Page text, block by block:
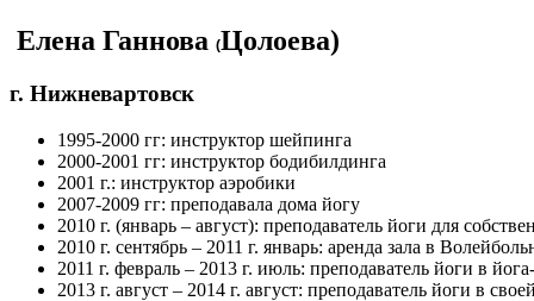
Елена Ганнова (Цолоева)
г. Нижневартовск
1995-2000 гг: инструктор шейпинга
2000-2001 гг: инструктор бодибилдинга
2001 г.: инструктор аэробики
2007-2009 гг: преподавала дома йогу
2010 г. (январь – август): преподаватель йоги для
2010 г. сентябрь – 2011 г. январь: аренда зала в
2011 г. февраль – 2013 г. июль: преподаватель йоги в
2013 г. август – 2014 г. август: преподаватель йоги в